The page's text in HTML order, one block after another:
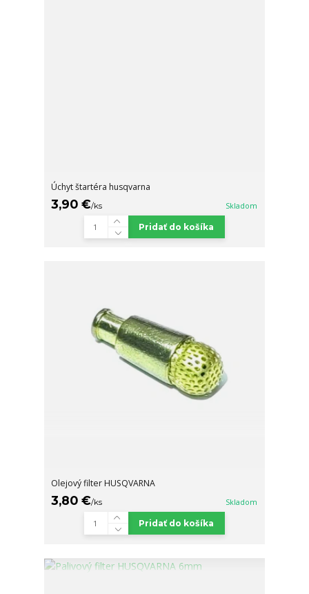
Úchyt štartéra husqvarna
3,90 €/ks Skladom
Pridať do košíka
Olejový filter HUSQVARNA
3,80 €/ks Skladom
Pridať do košíka